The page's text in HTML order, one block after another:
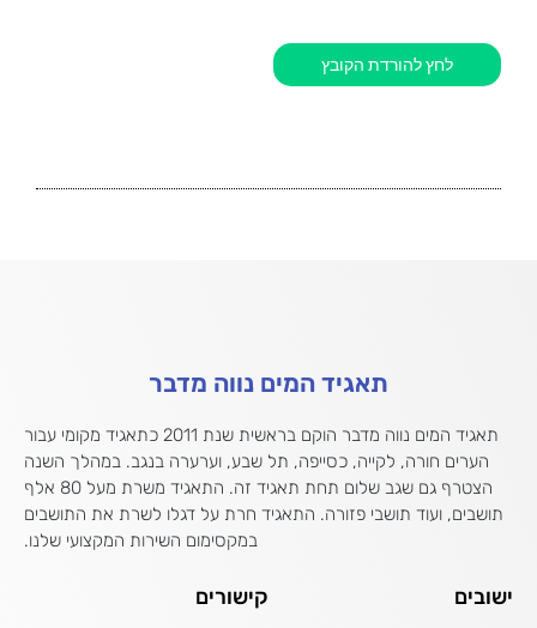
לחץ להורדת הקובץ
תאגיד המים נווה מדבר
תאגיד המים נווה מדבר הוקם בראשית שנת 2011 כתאגיד מקומי עבור
הערים חורה, לקייה, כסייפה, תל שבע, וערערה בנגב. במהלך השנה
הצטרף גם שגב שלום תחת תאגיד זה. התאגיד משרת מעל 80 אלף
תושבים, ועוד תושבי פזורה. התאגיד חרת על דגלו לשרת את התושבים
במקסימום השירות המקצועי שלנו.
ישובים קישורים